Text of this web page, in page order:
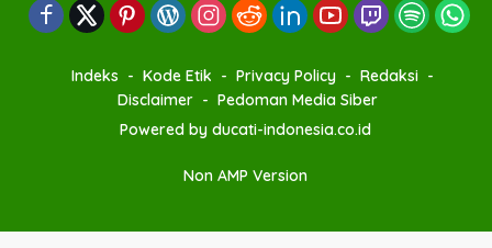
Indeks Kode Etik Privacy Policy
Redaksi
Disclaimer
Pedoman Media Siber
Powered by ducati-indonesia.co.id
Non AMP Version